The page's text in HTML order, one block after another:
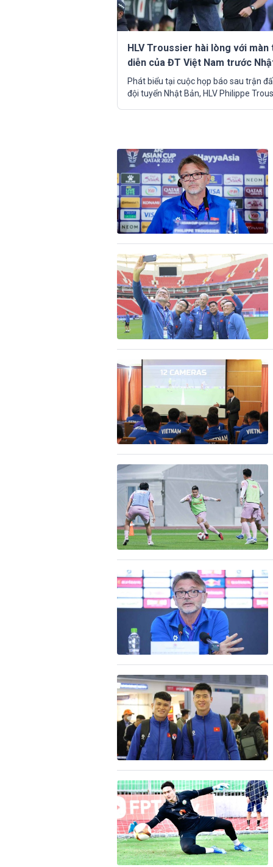
HLV Troussier hài lòng với màn
diễn của ĐT Việt Nam trước
Bản
Phát biểu tại cuộc họp báo sau trận
đội tuyển Nhật Bản, HLV Philippe